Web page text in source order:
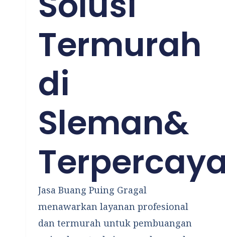
Termurah
di
Sleman&
Jasa Buang Puing Gragal
menawarkan layanan profesional
dan termurah untuk pembuangan